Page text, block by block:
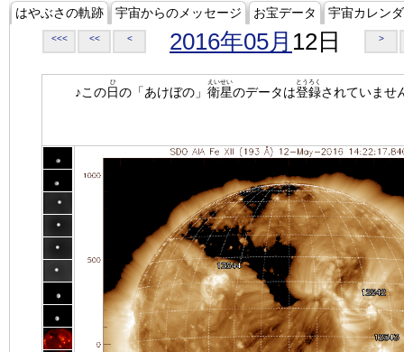
はやぶさの軌跡 宇宙からのメッセージ お宝データ 宇宙カレン
<<< << < 2016年05月 12日 >
♪この日
ひ
の「あけぼの」 衛星
えいせい
のデータは登録
とうろく
されていませ